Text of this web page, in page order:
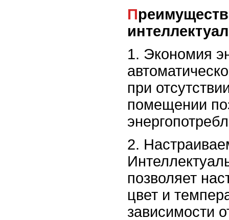
Преимущества
1. Экономия
при
помещении
2.
позволяет
цвет и
зависимости